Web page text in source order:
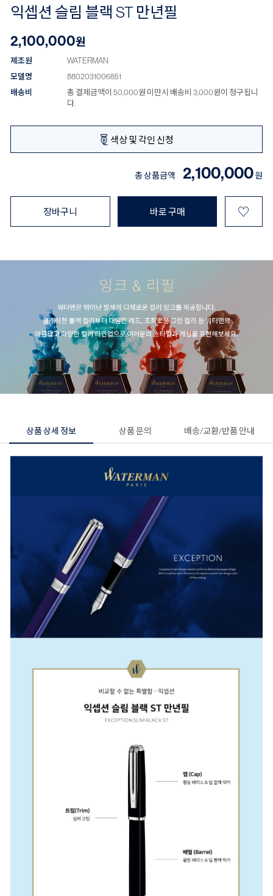
익셉션 슬림 블랙 ST 만년필
2,100,000원
제조원
WATERMAN
모델명
8802031006851
배송비
총 결제금액이 50,000원 미만시 배송비 3,000원이 청구됩니
다.
색상 및 각인 신청
총 상품금액 2,100,000원
장바구니 바로 구매 ♡
상품 상세 정보 상품 문의 배송/교환/반품 안내